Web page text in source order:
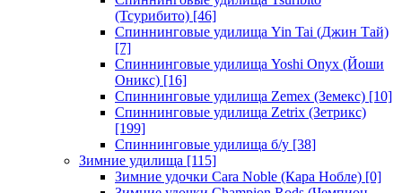
(Тсурибито) [46]
Спиннинговые удилища Yin Tai (Джин Тай)
[7]
Спиннинговые удилища Yoshi Onyx (Йоши
Оникс) [16]
Спиннинговые удилища Zemex (Земекс) [10]
Спиннинговые удилища Zetrix (Зетрикс)
[199]
Спиннинговые удилища б/у [38]
Зимние удилища [115]
Зимние удочки Cara Noble (Кара Нобле) [0]